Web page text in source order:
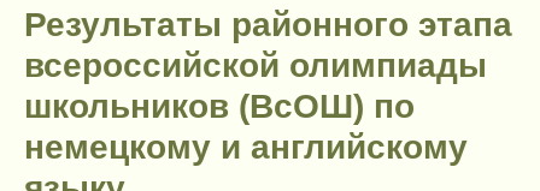
Результаты районного этапа
всероссийской олимпиады
школьников (ВсОШ) по
немецкому и английскому